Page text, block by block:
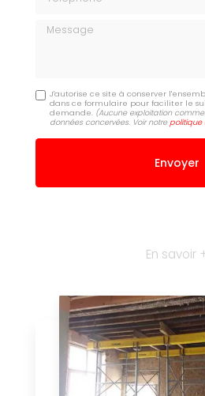
Message
J'autorise ce site à conserver
dans ce formulaire pour faciliter le
demande. (Aucune exploitation
données concervées. Voir notrepolitique
En savoir